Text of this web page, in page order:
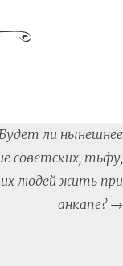
ли нынешнее
советских, тьфу,
людей жить при
анкапе? →